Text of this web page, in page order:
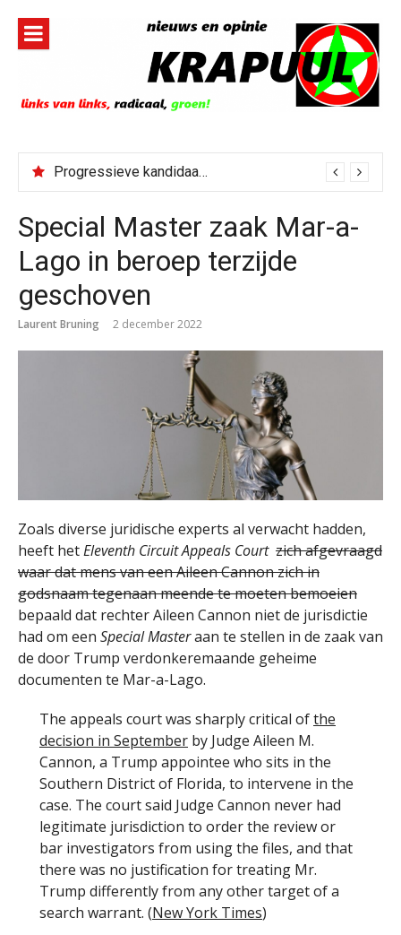
inhoud
Progressieve kandidaat El-Sayed senaatskandidaat Michigan
Special Master zaak Mar-a-
Lago in beroep terzijde
geschoven
Laurent Bruning 2 december 2022
Zoals diverse juridische experts al verwacht hadden,
heeft hetEleventh Circuit Appeals Court zich afgevraagd
waar dat mens van een Aileen Cannon zich in
godsnaam tegenaan meende te moeten bemoeien
bepaald dat rechter Aileen Cannon niet de jurisdictie
had om een Special Masteraan te stellen in de zaak van
de door Trump verdonkeremaande geheime
documenten te Mar-a-Lago.
The appeals court was sharply critical ofthe
decision in September by Judge Aileen M.
Cannon, a Trump appointee who sits in the
Southern District of Florida, to intervene in the
case. The court said Judge Cannon never had
legitimate jurisdiction to order the review or
bar investigators from using the files, and that
there was no justification for treating Mr.
Trump differently from any other target of a
search warrant. (New York Times)